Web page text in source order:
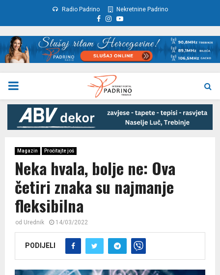
Radio Padrino Nekretnine Padrino
Facebook
Instagram
Youtube
PRIMARY
MENU
Magazin Pročitajte još
Neka hvala, bolje ne: Ova
četiri znaka su najmanje
fleksibilna
od Urednik 14/03/2022
PODIJELI